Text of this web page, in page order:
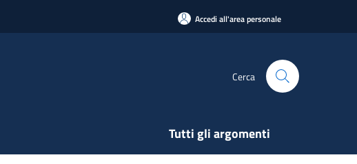
Accedi all'area personale
Cerca
Tutti gli argomenti